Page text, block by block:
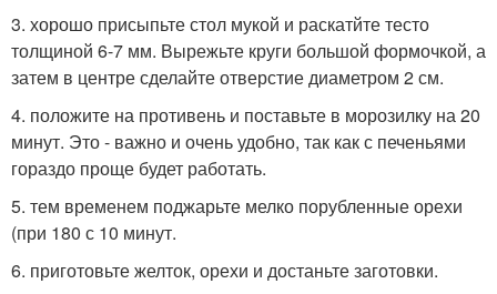
3. хорошо присыпьте стол мукой и раскатйте тесто
толщиной 6-7 мм. Вырежьте круги большой формочкой, а
затем в центре сделайте отверстие диаметром 2 см.
4. положите на противень и поставьте в морозилку на 20
минут. Это - важно и очень удобно, так как с печеньями
гораздо проще будет работать.
5. тем временем поджарьте мелко порубленные орехи
(при 180 с 10 минут.
6. приготовьте желток, орехи и достаньте заготовки.